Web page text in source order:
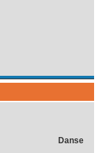
Danse